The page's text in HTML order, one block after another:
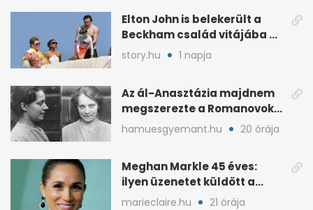
Elton John is belekerült a
Beckham család vitájába a
francia Riviérán
story.hu 1 napja
Az ál-Anasztázia majdnem
megszerezte a Romanovok
örökségét
hamuesgyemant.hu 20 órája
Meghan Markle 45 éves:
ilyen üzenetet küldött a
királyi család
marieclaire.hu 21 órája